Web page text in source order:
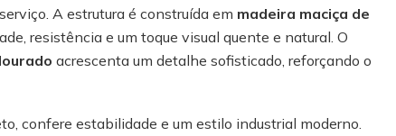
A estrutura é construída em madeira maciça de
resistência e um toque visual quente e natural. O
acrescenta um detalhe sofisticado, reforçando o
confere estabilidade e um estilo industrial moderno.